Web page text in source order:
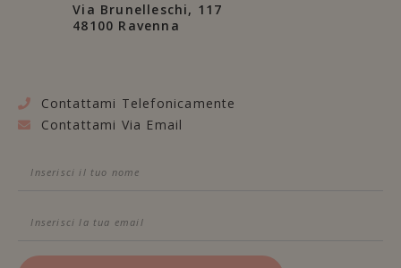
Via Brunelleschi, 117
48100 Ravenna
Contattami Telefonicamente
Contattami Via Email